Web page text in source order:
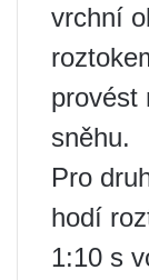
vrchní
provést
sněhu.
Pro
hodí
1:10 s